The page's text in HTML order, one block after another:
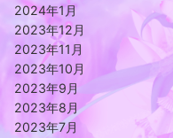
2024年1月
2023年12月
2023年11月
2023年10月
2023年9月
2023年8月
2023年7月